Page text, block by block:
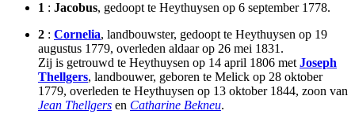
1 : Jacobus, gedoopt te Heythuysen op 6 september 1778.
2 : Cornelia, landbouwster, gedoopt te Heythuysen op 19
augustus 1779, overleden aldaar op 26 mei 1831.
Zij is getrouwd te Heythuysen op 14 april 1806 met Joseph
Thellgers, landbouwer, geboren te Melick op 28 oktober
1779, overleden te Heythuysen op 13 oktober 1844, zoon van
Jean Thellgers en Catharine Bekneu.